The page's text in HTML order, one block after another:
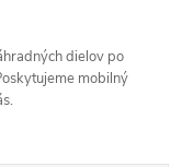
dielov po
mobilný